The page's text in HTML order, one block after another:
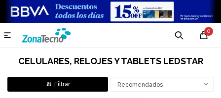
0

CELULARES, RELOJES Y TABLETS LEDSTAR
Recomendados